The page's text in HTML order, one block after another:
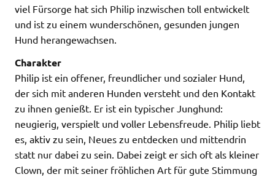
viel Fürsorge hat sich Philip inzwischen toll entwickelt
und ist zu einem wunderschönen, gesunden jungen
Hund herangewachsen.
Charakter
Philip ist ein offener, freundlicher und sozialer Hund,
der sich mit anderen Hunden versteht und den Kontakt
zu ihnen genießt. Er ist ein typischer Junghund:
neugierig, verspielt und voller Lebensfreude. Philip liebt
es, aktiv zu sein, Neues zu entdecken und mittendrin
statt nur dabei zu sein. Dabei zeigt er sich oft als kleiner
Clown, der mit seiner fröhlichen Art für gute Stimmung